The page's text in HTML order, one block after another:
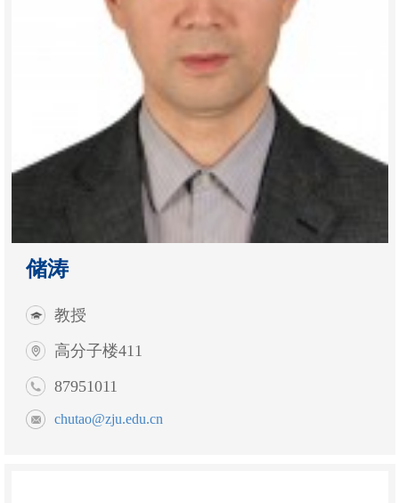
储涛
教授
高分子楼411
87951011
chutao@zju.edu.cn